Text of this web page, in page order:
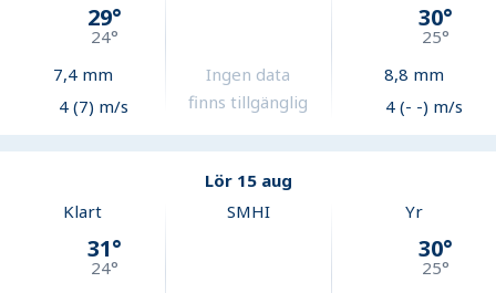
29°
24°
7,4mm
4 (7) m/s
Ingen data
finns tillgänglig
30°
25°
8,8 mm
4 (- -) m/s
Lör 15 aug
Klart
31°
24°
SMHI Yr
30°
25°